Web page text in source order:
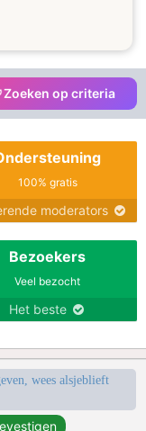
Zoeken op criteria
100% gratis
moderators
Bezoekers
Veel bezocht
Het beste
wees alsjeblieft